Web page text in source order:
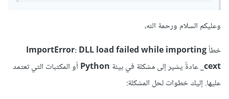
وعليكم السلام ورحمة الله،
خطأImportError: DLL load failed while importing
_cext عادةً يشير إلى مشكلة في بيئة Python أو المكتبات التي تعتمد
عليها. إليك خطوات لحل المشكلة: